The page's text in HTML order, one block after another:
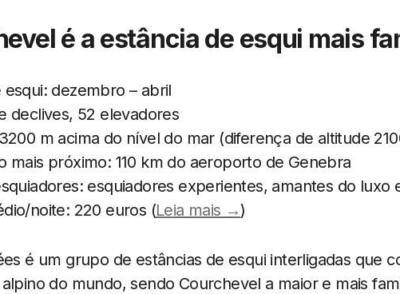
é a estância de esqui mais
esqui: dezembro – abril
declives, 52 elevadores
m acima do nível do mar (diferença de altitude
mais próximo: 110 km do aeroporto de Genebra
esquiadores experientes, amantes do luxo
noite: 220 euros (Leia mais →)
é um grupo de estâncias de esqui interligadas que
do mundo, sendo Courchevel a maior e mais